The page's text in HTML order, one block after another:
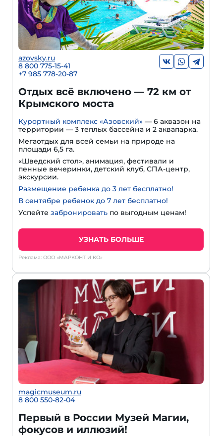
azovsky.ru
8 800 775-15-41
+7 985 778-20-87
Отдых всё включено — 72 км от
Крымского моста
Курортный комплекс «Азовский» — 6 аквазон на
территории — 3 теплых бассейна и 2 аквапарка.
Мегаотдых для всей семьи на природе на
площади 6,5 га.
«Шведский стол», анимация, фестивали и
пенные вечеринки, детский клуб, СПА-центр,
экскурсии.
Размещение ребенка до 3 лет бесплатно!
В сентябре ребенок до 7 лет бесплатно!
Успейте забронировать по выгодным ценам!
УЗНАТЬ БОЛЬШЕ
Реклама: ООО «МАРКОНТ И КО»
magicmuseum.ru
8 800 550-82-04
Первый в России Музей Магии,
фокусов и иллюзий!